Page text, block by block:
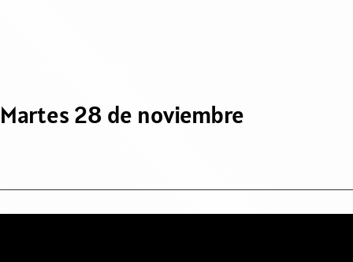
Martes 28 de noviembre